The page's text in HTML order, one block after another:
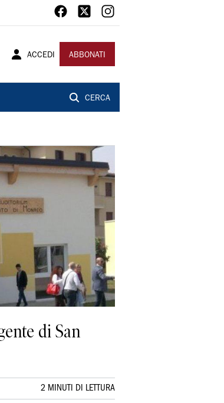
ACCEDI ABBONATI
CERCA
di San
2 MINUTI DI LETTURA